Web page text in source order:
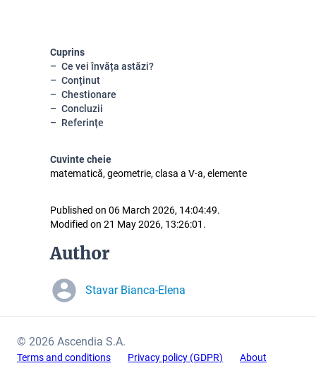
Cuprins
Ce vei învăța astăzi?
Conținut
Chestionare
Concluzii
Referințe
Cuvinte cheie
matematică, geometrie, clasa a V-a, elemente
Published on 06 March 2026, 14:04:49.
Modified on 21 May 2026, 13:26:01.
Author
Stavar Bianca-Elena
© 2026 Ascendia S.A.
Terms and conditions Privacy policy (GDPR) About